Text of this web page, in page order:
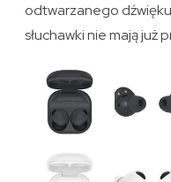
odtwarzanego
słuchawki nie mają już